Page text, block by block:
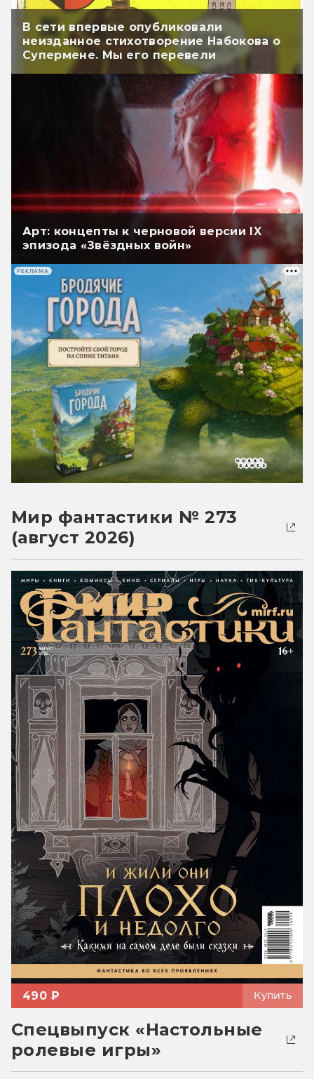
В сети впервые опубликовали
неизданное стихотворение Набокова о
Супермене. Мы его перевели
Арт: концепты к черновой версии IX
эпизода «Звёздных войн»
РЕКЛАМА
Мир фантастики № 273
(август 2026)
490 ₽ Купить
Спецвыпуск «Настольные
ролевые игры»